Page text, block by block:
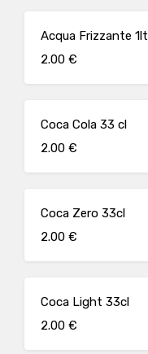
Acqua Frizzante 1lt
2.00 €
Coca Cola 33 cl
2.00 €
Coca Zero 33cl
2.00 €
Coca Light 33cl
2.00 €